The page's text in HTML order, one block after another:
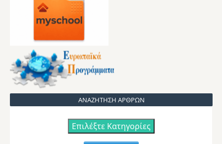
ΑΝΑΖΗΤΗΣΗ ΑΡΘΡΩΝ
Επιλέξτε Κατηγορίες